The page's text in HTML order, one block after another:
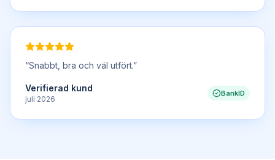
“Snabbt, bra och väl utfört.”
Verifierad kund
juli 2026
BankID